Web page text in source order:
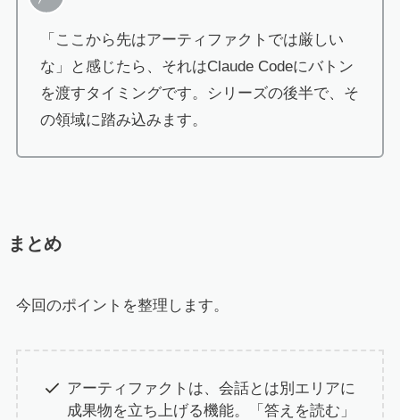
「ここから先はアーティファクトでは厳しい
な」と感じたら、それはClaude Codeにバトン
を渡すタイミングです。シリーズの後半で、そ
の領域に踏み込みます。
まとめ
今回のポイントを整理します。
アーティファクトは、会話とは別エリアに
成果物を立ち上げる機能。「答えを読む」